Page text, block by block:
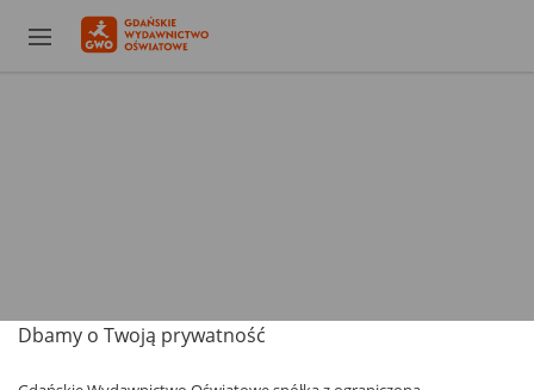
Dbamy o Twoją prywatność